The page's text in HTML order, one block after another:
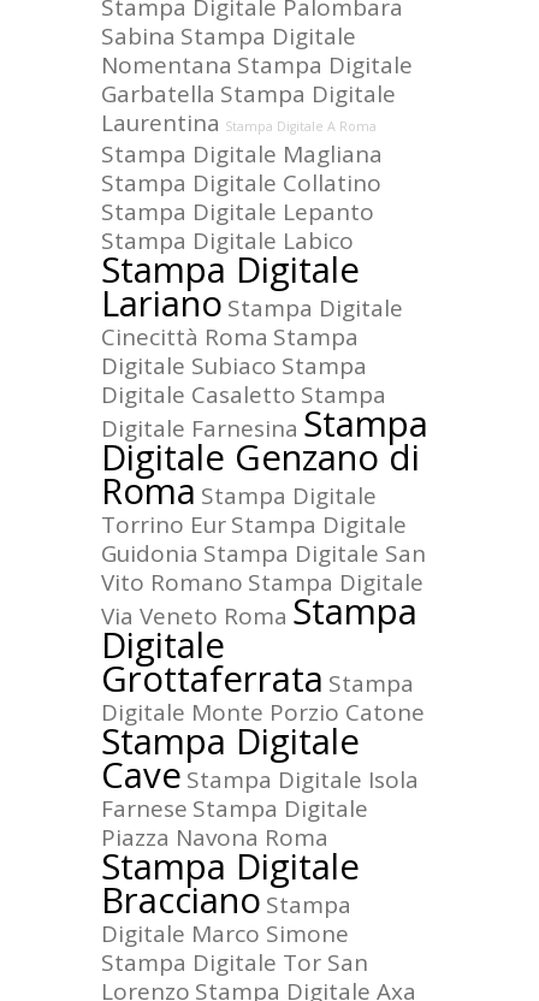
Stampa Digitale Palombara
Sabina Stampa Digitale
Nomentana Stampa Digitale
Garbatella Stampa Digitale
Laurentina Stampa Digitale A Roma
Stampa Digitale Magliana
Stampa Digitale Collatino
Stampa Digitale Lepanto
Stampa Digitale Labico
Stampa Digitale
Lariano Stampa Digitale
Cinecittà Roma Stampa
Digitale Subiaco Stampa
Digitale Casaletto Stampa
Digitale Farnesina Stampa
Digitale Genzano di
Roma Stampa Digitale
Torrino EurStampa Digitale
Guidonia Stampa Digitale San
Vito Romano Stampa Digitale
Via Veneto Roma Stampa
Digitale
Grottaferrata Stampa
Digitale Monte Porzio Catone
Stampa Digitale
Cave Stampa Digitale Isola
Farnese Stampa Digitale
Piazza Navona Roma
Stampa Digitale
Bracciano Stampa
Digitale Marco Simone
Stampa Digitale Tor San
Lorenzo Stampa Digitale Axa